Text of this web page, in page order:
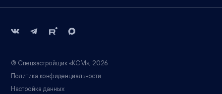
® Спецзастройщик «КСМ», 2026
Политика конфиденциальности
Настройка данных